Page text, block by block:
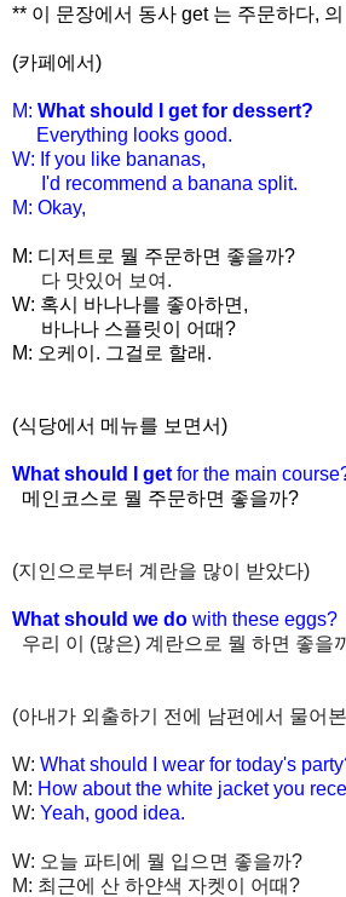
** 이 문장에서 동사 get 는 주문하다, 의
(카페에서)
M: What should I get for dessert?
Everything looks good.
W: If you like bananas,
I'd recommend a banana split.
M: Okay,
M: 디저트로 뭘 주문하면 좋을까?
다 맛있어 보여.
W: 혹시 바나나를 좋아하면,
바나나 스플릿이 어때?
M: 오케이. 그걸로 할래.
(식당에서 메뉴를 보면서)
What should I get for the main
메인코스로 뭘 주문하면 좋을까?
(지인으로부터 계란을 많이 받았다)
What should we do with these eggs?
우리 이 (많은) 계란으로 뭘 하면 좋을
(아내가 외출하기 전에 남편에서 물어
W: What should I wear for today's
M: How about the white jacket you
W: Yeah, good idea.
W: 오늘 파티에 뭘 입으면 좋을까?
M: 최근에 산 하얀색 자켓이 어때?